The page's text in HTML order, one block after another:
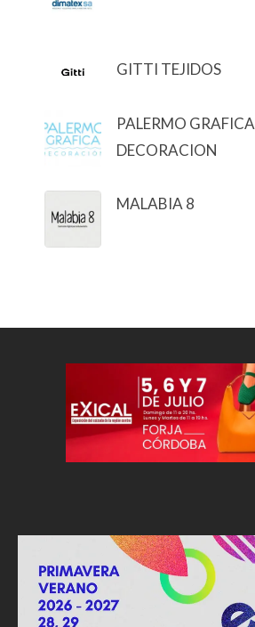
GITTI TEJIDOS
PALERMO GRAFICA
DECORACION
MALABIA 8